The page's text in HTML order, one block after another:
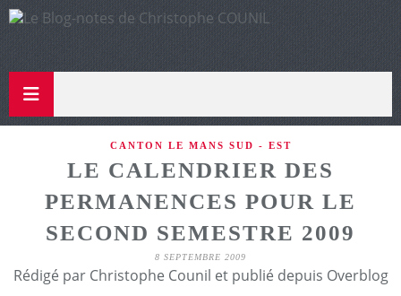
CANTON LE MANS SUD - EST
LE CALENDRIER DES
PERMANENCES POUR LE
SECOND SEMESTRE 2009
8 SEPTEMBRE 2009
Rédigé par Christophe Counil et publié depuis Overblog